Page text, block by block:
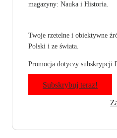
magazyny: Nauka i Historia.
Twoje rzetelne i obiektywne
Polski i ze świata.
Promocja dotyczy subskrypcji
Subskrybuj teraz!